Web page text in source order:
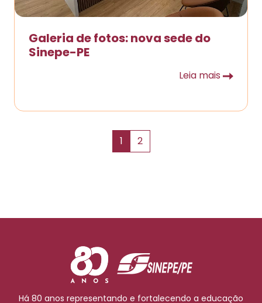
Galeria de fotos: nova sede do
Sinepe-PE
Leia mais
1 2
Há 80 anos representando e fortalecendo a educação